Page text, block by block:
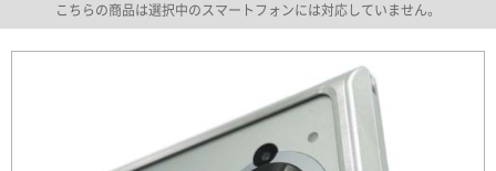
こちらの商品は選択中のスマートフォンには対応していません。